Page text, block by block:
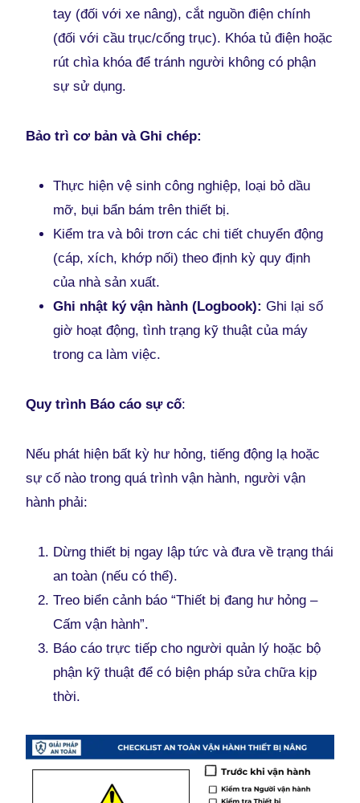
tay (đối với xe nâng), cắt nguồn điện chính
(đối với cầu trục/cổng trục). Khóa tủ điện hoặc
rút chìa khóa để tránh người không có phận
sự sử dụng.
Bảo trì cơ bản và Ghi chép:
Thực hiện vệ sinh công nghiệp, loại bỏ dầu
mỡ, bụi bẩn bám trên thiết bị.
Kiểm tra và bôi trơn các chi tiết chuyển động
(cáp, xích, khớp nối) theo định kỳ quy định
của nhà sản xuất.
Ghi nhật ký vận hành (Logbook): Ghi lại số
giờ hoạt động, tình trạng kỹ thuật của máy
trong ca làm việc.
Quy trình Báo cáo sự cố:
Nếu phát hiện bất kỳ hư hỏng, tiếng động lạ hoặc
sự cố nào trong quá trình vận hành, người vận
hành phải:
Dừng thiết bị ngay lập tức và đưa về trạng thái
an toàn (nếu có thể).
Treo biển cảnh báo “Thiết bị đang hư hỏng –
Cấm vận hành”.
Báo cáo trực tiếp cho người quản lý hoặc bộ
phận kỹ thuật để có biện pháp sửa chữa kịp
thời.